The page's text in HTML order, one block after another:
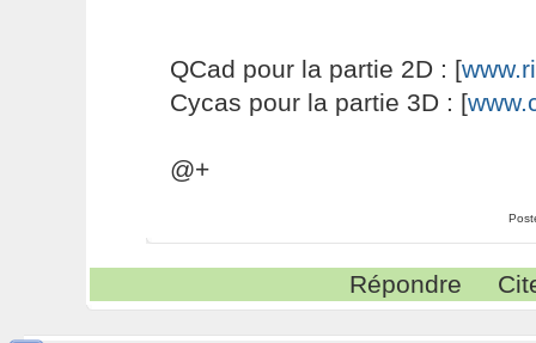
QCad pour la partie 2D : [
Cycas pour la partie 3D : [
@+
Répondre